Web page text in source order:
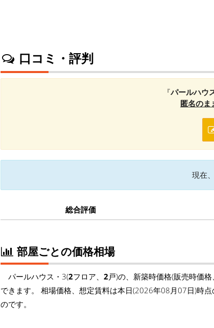
口コミ・評判
『パールハウ
匿名のま
現在
総合評価
部屋ごとの価格相場
パールハウス・3(2フロア、 2戸)の、新築時価格(販売時価
できます。 相場価格、想定賃料は本日(2026年08月07日)時
のです。